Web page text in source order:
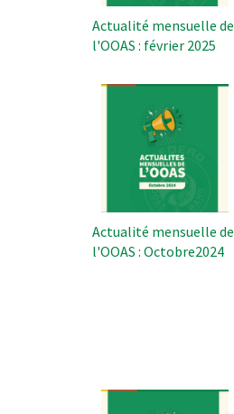
Actualité mensuelle de
l'OOAS : février 2025
Actualité mensuelle de
l'OOAS : Octobre2024